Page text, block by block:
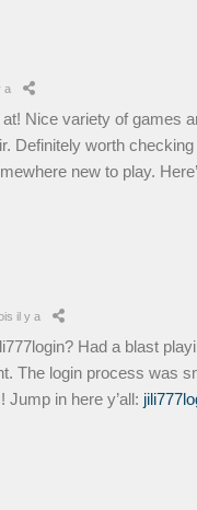
a
at! Nice variety of games
Definitely worth checking
new to play.
il y a
Had a blast
The login process was
Jump in here y’all: